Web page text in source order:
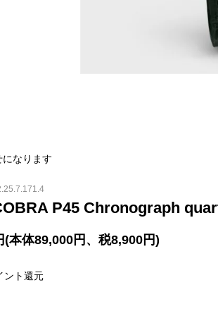
になります
P45 Chronograph
(本体89,000円、税8,900円)
ント還元